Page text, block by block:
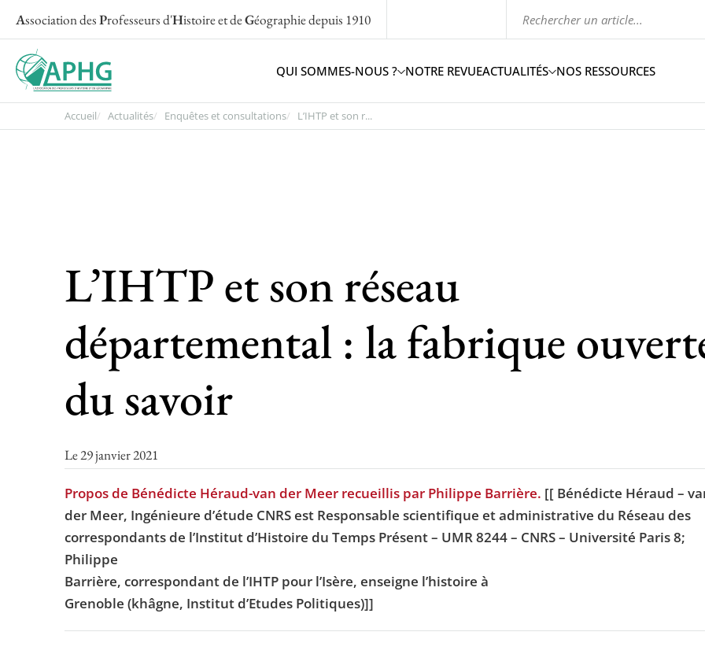
Association desProfesseurs d'Histoire et deGéographiedepuis 1910
QUI SOMMES-NOUS ? NOTRE REVUEACTUALITÉS NOS RESSOURCES
Accueil Actualités Enquêtes et consultations L’IHTP et son r...
L’IHTP et son réseau
départemental : la fabrique
du savoir
Le 29 janvier 2021
Propos de Bénédicte Héraud-van der Meer recueillis par Philippe Barrière. [[ Bénédicte Héraud –
der Meer, Ingénieure d’étude CNRS est Responsable scientifique et administrative du Réseau des
correspondants de l’Institut d’Histoire du Temps Présent – UMR 8244 – CNRS – Université Paris 8;
Philippe
Barrière, correspondant de l’IHTP pour l’Isère, enseigne l’histoire à
Grenoble (khâgne, Institut d’Etudes Politiques)]]